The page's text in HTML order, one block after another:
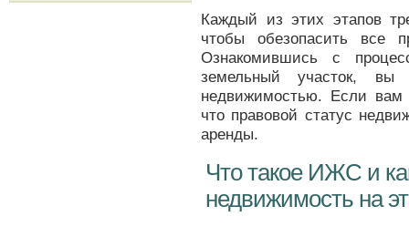
Каждый из этих этапов
чтобы обезопасить все
Ознакомившись с
земельный участок, вы
недвижимостью. Если
что правовой статус
аренды.
Что такое ИЖС и
недвижимость на